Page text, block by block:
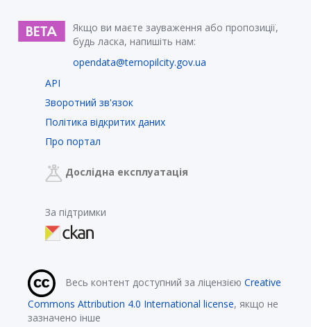
Якщо ви маєте зауваження або пропозиції,
будь ласка, напишіть нам:
opendata@ternopilcity.gov.ua
API
Зворотний зв'язок
Політика відкритих даних
Про портал
Дослідна експлуатація
За підтримки
Весь контент доступний за ліцензією Creative
Commons Attribution 4.0 International license, якщо не
зазначено інше